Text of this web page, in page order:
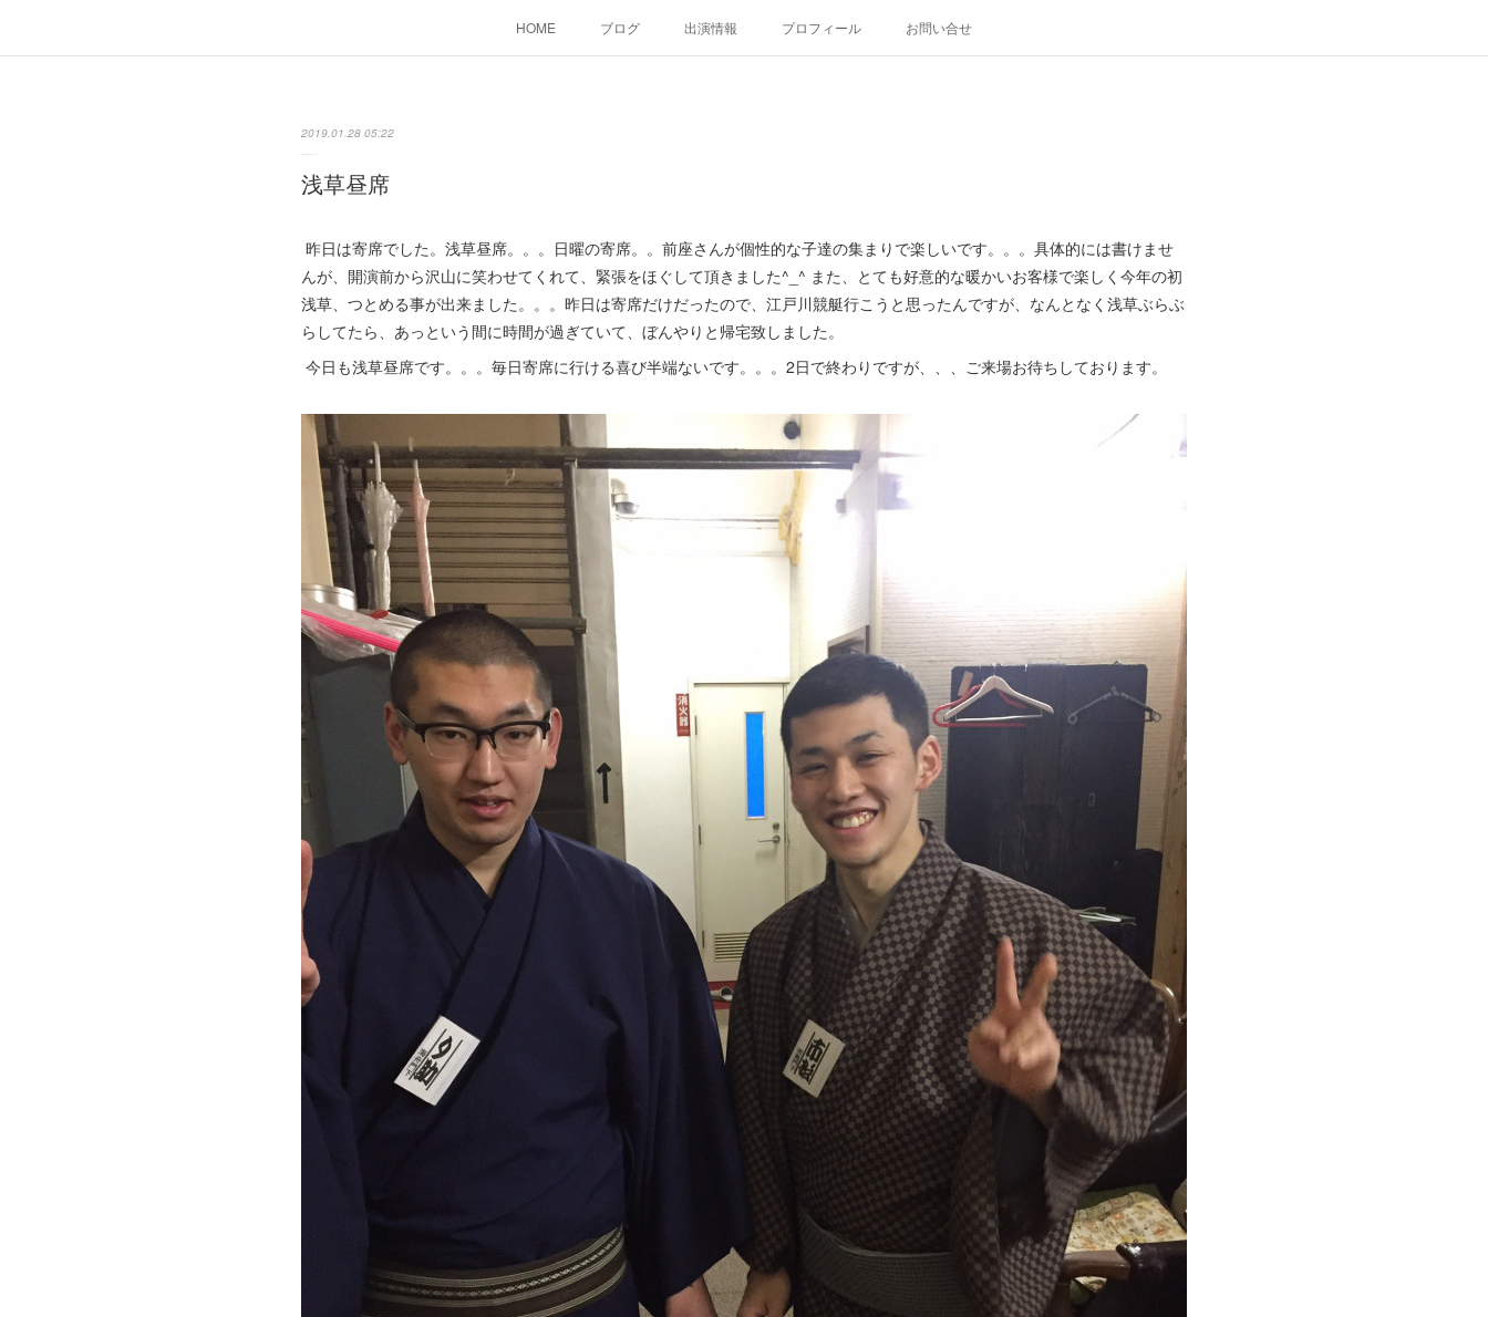
HOME ブログ 出演情報 プロフィール お問い合せ
2019.01.28 05:22
浅草昼席
昨日は寄席でした。浅草昼席。。。日曜の寄席。。前座さんが個性的な子達の集まりで楽しいです。。。具体的には書けませ
んが、開演前から沢山に笑わせてくれて、緊張をほぐして頂きました^_^ また、とても好意的な暖かいお客様で楽しく今年の初
浅草、つとめる事が出来ました。。。昨日は寄席だけだったので、江戸川競艇行こうと思ったんですが、なんとなく浅草ぶらぶ
らしてたら、あっという間に時間が過ぎていて、ぼんやりと帰宅致しました。
今日も浅草昼席です。。。毎日寄席に行ける喜び半端ないです。。。2日で終わりですが、、、ご来場お待ちしております。